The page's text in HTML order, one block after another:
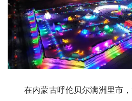
在内蒙古呼伦贝尔满洲里市